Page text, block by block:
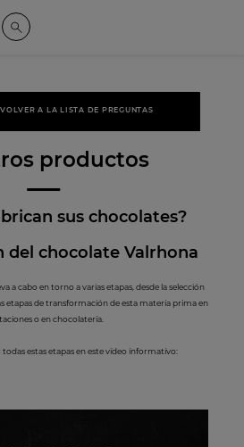
le meilleur du chocolat
Buscar
VOLVER A LA LISTA DE PREGUNTAS
productos
sus chocolates?
del chocolate Valrhona
a cabo en torno a varias etapas, desde la selección
etapas de transformación de esta materia prima en
o en chocolatería.
estas etapas en este vídeo informativo: